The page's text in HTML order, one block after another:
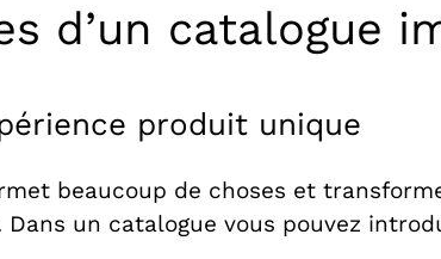
d’un catalogue
produit unique
beaucoup de choses et
un catalogue vous pouvez